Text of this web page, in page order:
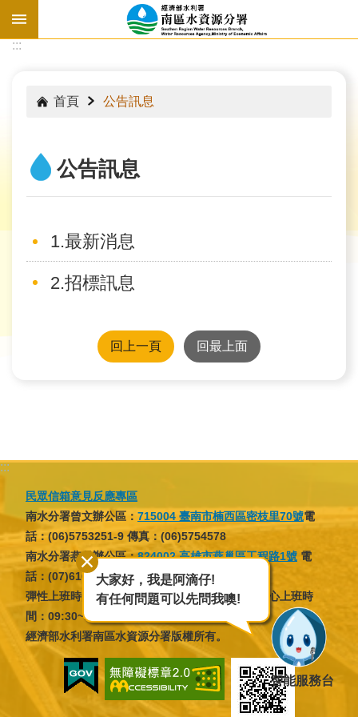
跳到主要內容區塊
水
資
源
教
育
境
:::
首頁 公告訊息
公告訊息
1.最新消息
2.招標訊息
回上一頁 回最上面
:::
民眾信箱意見反應專區
南水分署曾文辦公區： 715004 臺南市楠西區密枝里70號電
話：(06)5753251-9 傳真：(06)5754578
南水分署燕巢辦公區：824002 高雄市燕巢區工程路1號 電
話：(07)6166137 傳真：(07)6166046
彈性上班時間：07:30~09:30，16:30~18:30；核心上班時
間：09:30~12:30，13:30~16:30
經濟部水利署南區水資源分署版權所有。
大家好，我是阿滴仔!
有任何問題可以先問我噢!
智能服務台